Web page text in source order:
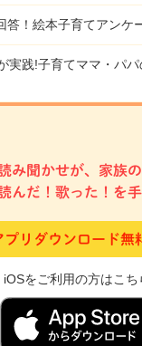
答！ 絵本子育てアンケ
実践!子育てママ・パ
み聞かせが、家族
んだ！歌った！を
プリダウンロード無
iOSをご利用の方はこち